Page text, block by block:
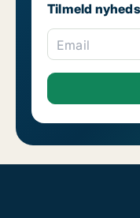
Tilmeld
Email